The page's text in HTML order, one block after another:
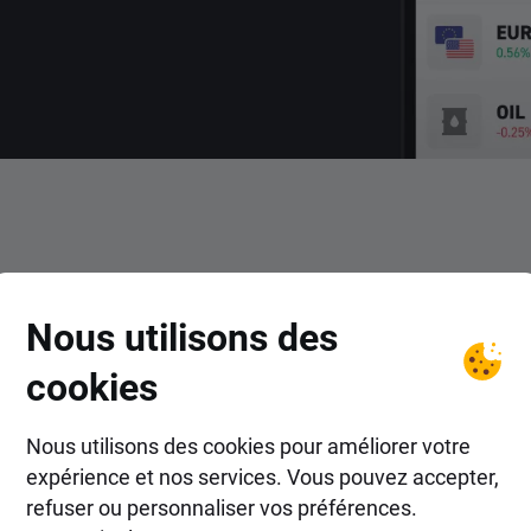
trader le CFD STC avec
Nous utilisons des
cookies
Nous utilisons des cookies pour améliorer votre
expérience et nos services. Vous pouvez accepter,
refuser ou personnaliser vos préférences.